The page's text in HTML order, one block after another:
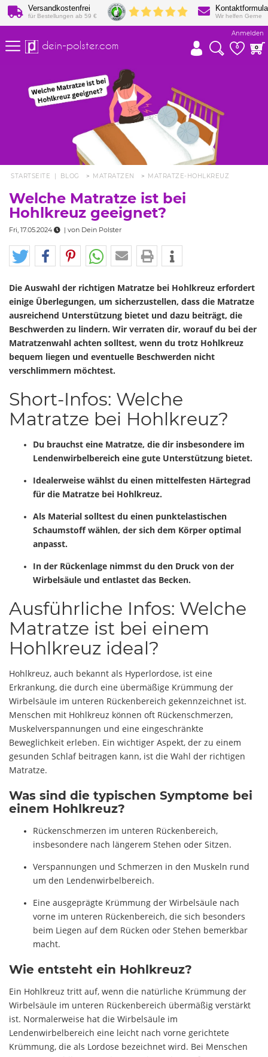
Versandkostenfrei
für Bestellungen ab 59 € Wir helfen Gerne
dein-polster.com
Anmelden
0 0
STARTSEITE BLOG MATRATZEN MATRATZE-HOHLKREUZ
Welche Matratze ist bei
Hohlkreuz geeignet?
Fri, 17.05.2024 | von Dein Polster
Die Auswahl der richtigen Matratze bei Hohlkreuz erfordert
einige Überlegungen, um sicherzustellen, dass die Matratze
ausreichend Unterstützung bietet und dazu beiträgt, die
Beschwerden zu lindern. Wir verraten dir, worauf du bei der
Matratzenwahl achten solltest, wenn du trotz Hohlkreuz
bequem liegen und eventuelle Beschwerden nicht
verschlimmern möchtest.
Short-Infos: Welche
Matratze bei Hohlkreuz?
Du brauchst eine Matratze, die dir insbesondere im
Lendenwirbelbereich eine gute Unterstützung bietet.
Idealerweise wählst du einen mittelfesten Härtegrad
für die Matratze bei Hohlkreuz.
Als Material solltest du einen punktelastischen
Schaumstoff wählen, der sich dem Körper optimal
anpasst.
In der Rückenlage nimmst du den Druck von der
Wirbelsäule und entlastet das Becken.
Ausführliche Infos: Welche
Matratze ist bei einem
Hohlkreuz ideal?
Hohlkreuz, auch bekannt als Hyperlordose, ist eine
Erkrankung, die durch eine übermäßige Krümmung der
Wirbelsäule im unteren Rückenbereich gekennzeichnet ist.
Menschen mit Hohlkreuz können oft Rückenschmerzen,
Muskelverspannungen und eine eingeschränkte
Beweglichkeit erleben. Ein wichtiger Aspekt, der zu einem
gesunden Schlaf beitragen kann, ist die Wahl der richtigen
Matratze.
Was sind die typischen Symptome bei
einem Hohlkreuz?
Rückenschmerzen im unteren Rückenbereich,
insbesondere nach längerem Stehen oder Sitzen.
Verspannungen und Schmerzen in den Muskeln rund
um den Lendenwirbelbereich.
Eine ausgeprägte Krümmung der Wirbelsäule nach
vorne im unteren Rückenbereich, die sich besonders
beim Liegen auf dem Rücken oder Stehen bemerkbar
macht.
Wie entsteht ein Hohlkreuz?
Ein Hohlkreuz tritt auf, wenn die natürliche Krümmung der
Wirbelsäule im unteren Rückenbereich übermäßig verstärkt
ist. Normalerweise hat die Wirbelsäule im
Lendenwirbelbereich eine leicht nach vorne gerichtete
Krümmung, die als Lordose bezeichnet wird. Bei Menschen